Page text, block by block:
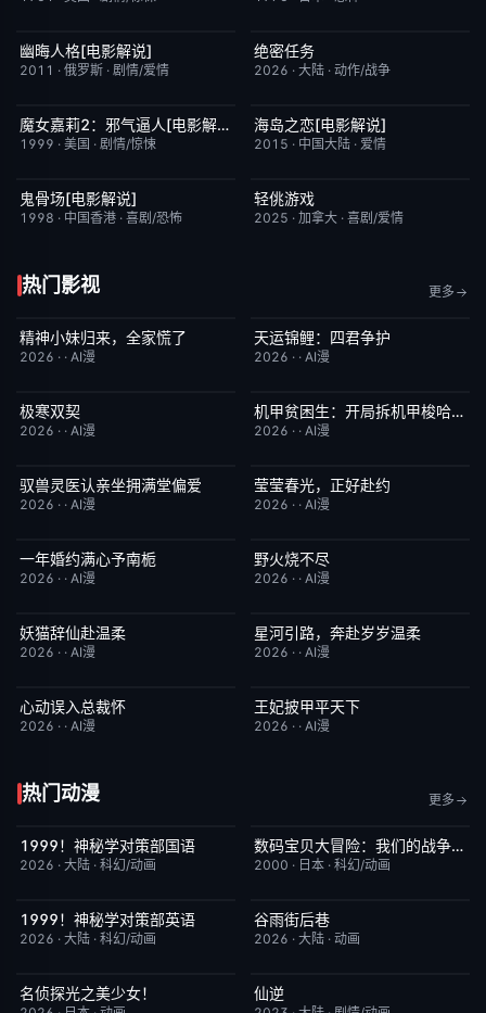
已完结
幽晦人格[电影解说]
2011 · 俄罗斯 · 剧情/爱情
昨日更新
绝密任务
2026 · 大陆 · 动作/战争
已完结 5.7魔女嘉莉2：邪气逼人[电影解说]
1999 · 美国 · 剧情/惊悚
已完结
海岛之恋[电影解说]
2015 · 中国大陆 · 爱情
已完结
鬼骨场[电影解说]
1998 · 中国香港 · 喜剧/恐怖
本周更新
轻佻游戏
2025 · 加拿大 · 喜剧/爱情
热门影视 更多
完结
精神小妹归来，全家慌了
2026 · · AI漫
完结
天运锦鲤：四君争护
2026 · · AI漫
完结
极寒双契
2026 · · AI漫
完结 1.0机甲贫困生：开局拆机甲梭哈成神
2026 · · AI漫
完结
驭兽灵医认亲坐拥满堂偏爱
2026 · · AI漫
完结
莹莹春光，正好赴约
2026 · · AI漫
完结
一年婚约满心予南栀
2026 · · AI漫
完结
野火烧不尽
2026 · · AI漫
完结
妖猫辞仙赴温柔
2026 · · AI漫
完结
星河引路，奔赴岁岁温柔
2026 · · AI漫
完结
心动误入总裁怀
2026 · · AI漫
完结
王妃披甲平天下
2026 · · AI漫
热门动漫 更多
更新至第3集
1999！神秘学对策部国语
2026 · 大陆 · 科幻/动画
本周更新 8.9数码宝贝大冒险：我们的战争游戏！
2000 · 日本 · 科幻/动画
更新至第3集 10.0
1999！神秘学对策部英语
2026 · 大陆 · 科幻/动画
更新至第4集
谷雨街后巷
2026 · 大陆 · 动画
更新至第28集
名侦探光之美少女！ 更新至第153集
仙逆